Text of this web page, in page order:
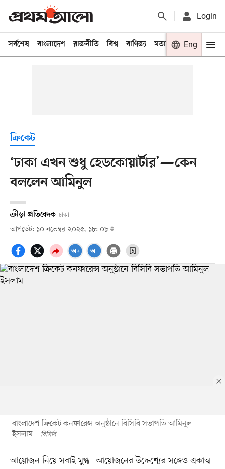
Login
সর্বশেষ বাংলাদেশ রাজনীতি বিশ্ব বাণিজ্য মতামত খেলা
Eng
ক্রিকেট
‘ঢাকা এখন শুধু হেডকোয়ার্টার’—কেন
বললেন আমিনুল
ক্রীড়া প্রতিবেদক ঢাকা
আপডেট: ১০ নভেম্বর ২০২৫, ১৮: ০৮
বাংলাদেশ ক্রিকেট কনফারেন্স অনুষ্ঠানে বিসিবি সভাপতি আমিনুল
ইসলাম
বিসিবি
আয়োজন নিয়ে সবাই মুগ্ধ। আয়োজনের উদ্দেশ্যের সঙ্গেও একাত্ম